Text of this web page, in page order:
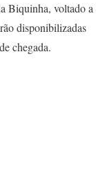
Biquinha, voltado a
disponibilizadas
chegada.